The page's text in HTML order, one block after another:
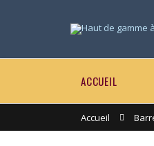
ACCUEIL
Accueil